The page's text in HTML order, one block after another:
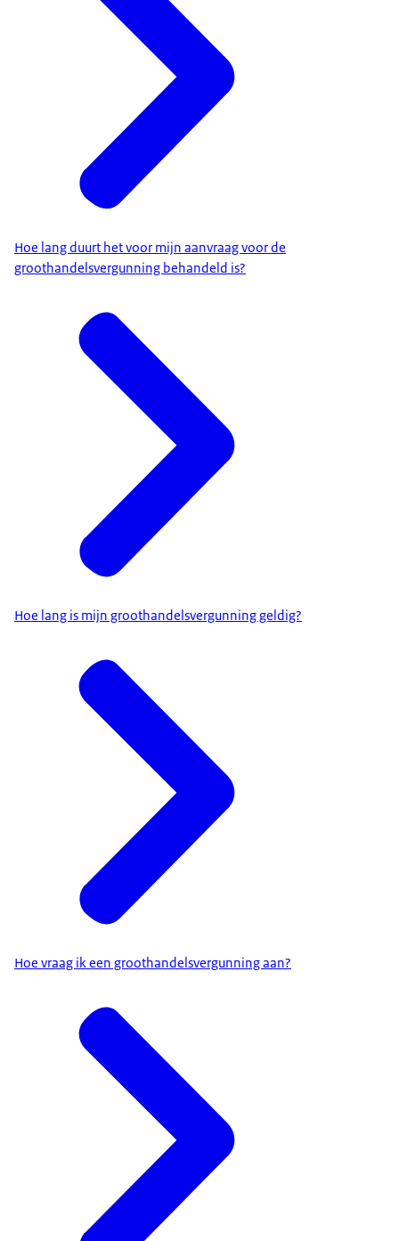
Hoe lang duurt het voor mijn aanvraag voor de
groothandelsvergunning behandeld is?
Hoe lang is mijn groothandelsvergunning geldig?
Hoe vraag ik een groothandelsvergunning aan?